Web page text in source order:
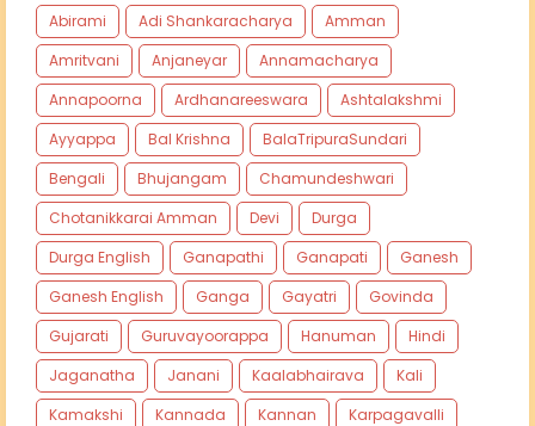
Abirami Adi Shankaracharya
Amman
Amritvani
Anjaneyar
Annamacharya
Annapoorna
Ardhanareeswara
Ashtalakshmi
Ayyappa
Bal Krishna
BalaTripuraSundari
Bengali
Bhujangam
Chamundeshwari
Chotanikkarai Amman
Devi
Durga
Durga English
Ganapathi Ganapati
Ganesh
Ganesh English
Ganga Gayatri
Govinda
Gujarati
Guruvayoorappa Hanuman
Hindi
Jaganatha
Janani Kaalabhairava
Kali
Kamakshi
Kannada Kannan
Karpagavalli